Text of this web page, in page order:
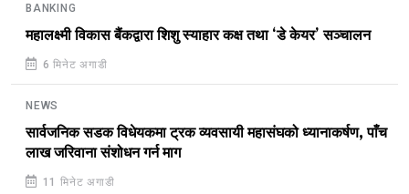
BANKING
महालक्ष्मी विकास बैंकद्वारा शिशु स्याहार कक्ष तथा ‘डे केयर’ सञ्चालन
6 मिनेट अगाडी
NEWS
सार्वजनिक सडक विधेयकमा ट्रक व्यवसायी महासंघको ध्यानाकर्षण, पाँच
लाख जरिवाना संशोधन गर्न माग
11 मिनेट अगाडी